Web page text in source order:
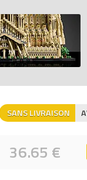
la brique,
SANS LIVRAISON
36.65 €